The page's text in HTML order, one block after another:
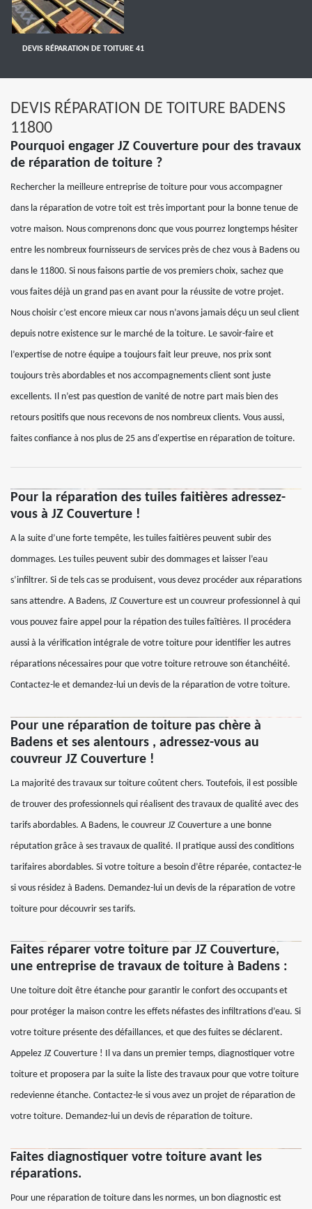
DEVIS RÉPARATION DE TOITURE 41
DEVIS RÉPARATION DE TOITURE BADENS
11800
Pourquoi engager JZ Couverture pour des travaux
de réparation de toiture ?
Rechercher la meilleure entreprise de toiture pour vous accompagner
dans la réparation de votre toit est très important pour la bonne tenue de
votre maison. Nous comprenons donc que vous pourrez longtemps hésiter
entre les nombreux fournisseurs de services près de chez vous à Badens ou
dans le 11800. Si nous faisons partie de vos premiers choix, sachez que
vous faites déjà un grand pas en avant pour la réussite de votre projet.
Nous choisir c’est encore mieux car nous n’avons jamais déçu un seul client
depuis notre existence sur le marché de la toiture. Le savoir-faire et
l’expertise de notre équipe a toujours fait leur preuve, nos prix sont
toujours très abordables et nos accompagnements client sont juste
excellents. Il n’est pas question de vanité de notre part mais bien des
retours positifs que nous recevons de nos nombreux clients. Vous aussi,
faites confiance à nos plus de 25 ans d'expertise en réparation de toiture.
Pour la réparation des tuiles faitières adressez-
vous à JZ Couverture !
A la suite d’une forte tempête, les tuiles faitières peuvent subir des
dommages. Les tuiles peuvent subir des dommages et laisser l’eau
s’infiltrer. Si de tels cas se produisent, vous devez procéder aux réparations
sans attendre. A Badens, JZ Couverture est un couvreur professionnel à qui
vous pouvez faire appel pour la répation des tuiles faîtières. Il procédera
aussi à la vérification intégrale de votre toiture pour identifier les autres
réparations nécessaires pour que votre toiture retrouve son étanchéité.
Contactez-le et demandez-lui un devis de la réparation de votre toiture.
Pour une réparation de toiture pas chère à
Badens et ses alentours , adressez-vous au
couvreur JZ Couverture !
La majorité des travaux sur toiture coûtent chers. Toutefois, il est possible
de trouver des professionnels qui réalisent des travaux de qualité avec des
tarifs abordables. A Badens, le couvreur JZ Couverture a une bonne
réputation grâce à ses travaux de qualité. Il pratique aussi des conditions
tarifaires abordables. Si votre toiture a besoin d’être réparée, contactez-le
si vous résidez à Badens. Demandez-lui un devis de la réparation de votre
toiture pour découvrir ses tarifs.
Faites réparer votre toiture par JZ Couverture,
une entreprise de travaux de toiture à Badens :
Une toiture doit être étanche pour garantir le confort des occupants et
pour protéger la maison contre les effets néfastes des infiltrations d’eau. Si
votre toiture présente des défaillances, et que des fuites se déclarent.
Appelez JZ Couverture ! Il va dans un premier temps, diagnostiquer votre
toiture et proposera par la suite la liste des travaux pour que votre toiture
redevienne étanche. Contactez-le si vous avez un projet de réparation de
votre toiture. Demandez-lui un devis de réparation de toiture.
Faites diagnostiquer votre toiture avant les
réparations.
Pour une réparation de toiture dans les normes, un bon diagnostic est